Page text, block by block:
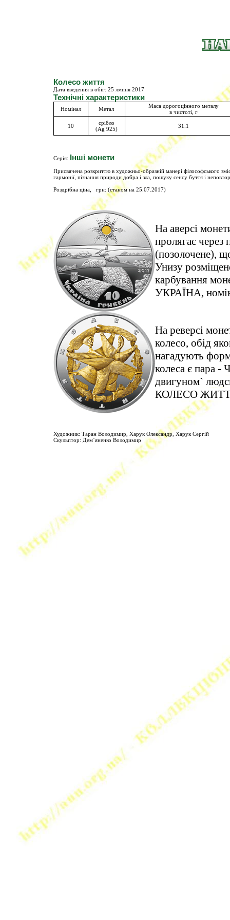
Колесо життя
Дата введення в обіг: 25 лмпня 2017
Технічні характеристики
Номінал Метал
Маса дорогоцінного металу
в чистоті, г
10
срібло
(Ag 925)
31.1
Серія: Інші монети
Присвячена розкриттю в художньо-образній манері філософського
гармонії, пізнання природи добра і зла, пошуку сенсу буття і
Роздрібна ціна, грн: (станом на 25.07.2017)
На аверсі
пролягає через
(позолочене),
Унизу
карбування
УКРАЇНА,
На реверсі
колесо, обід
нагадують
колеса є пара -
двигуном`
КОЛЕСО
Художник: Таран Володимир, Харук Олександр, Харук Сергій
Скульптор: Дем`яненко Володимир